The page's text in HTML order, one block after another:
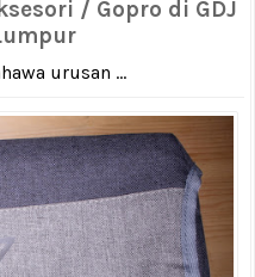
/ Gopro di GDJ
urusan ...